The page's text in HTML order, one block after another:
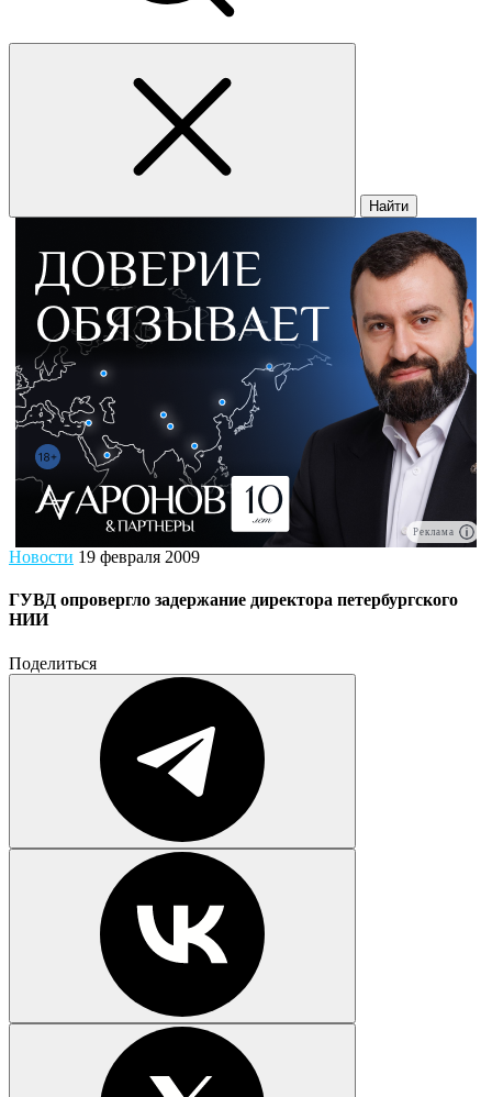
Найти
Реклама
Новости 19 февраля 2009
ГУВД опровергло задержание директора петербургского
НИИ
Поделиться